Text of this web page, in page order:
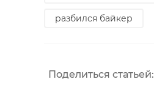
разбился байкер
Поделиться статьей: